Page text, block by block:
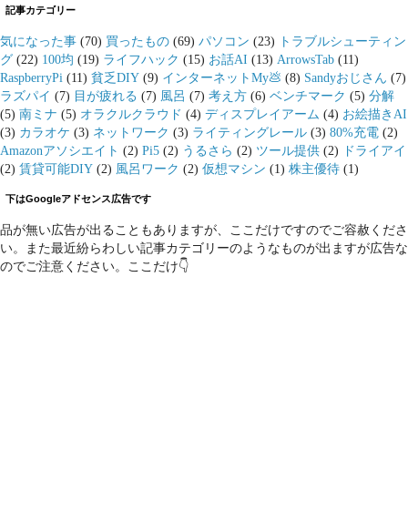
記事カテゴリー
気になった事 (70) 買ったもの (69) パソコン (23)
トラブルシューティン
グ (22) 100均 (19) ライフハック (15) お話AI (13) ArrowsTab (11)
RaspberryPi (11) 貧乏DIY (9) インターネットMy💩 (8) Sandyおじさん (7)
ラズパイ (7) 目が疲れる (7) 風呂 (7) 考え方 (6) ベンチマーク (5) 分解
(5) 南ミナ (5) オラクルクラウド (4) ディスプレイアーム (4) お絵描きAI
(3) カラオケ (3) ネットワーク (3) ライティングレール (3) 80%充電 (2)
Amazonアソシエイト (2) Pi5 (2) うるさら (2) ツール提供 (2)
ドライアイ
(2) 賃貸可能DIY (2) 風呂ワーク (2) 仮想マシン (1) 株主優待 (1)
下はGoogleアドセンス広告です
品が無い広告が出ることもありますが、ここだけですのでご容赦くださ
い。また最近紛らわしい記事カテゴリーのようなものが出ますが広告な
のでご注意ください。ここだけ👇